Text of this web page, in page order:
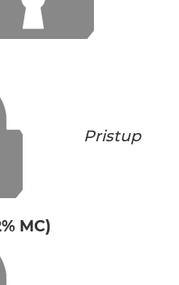
Pristup
MC)